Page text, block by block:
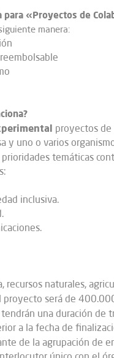
para «Proyectos de
manera:
proyectos
y uno o varios
prioridades temáticas
inclusiva.
recursos naturales,
proyecto será de
una duración de
a la fecha de
de la agrupación de